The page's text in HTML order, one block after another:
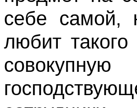
себе самой,
любит